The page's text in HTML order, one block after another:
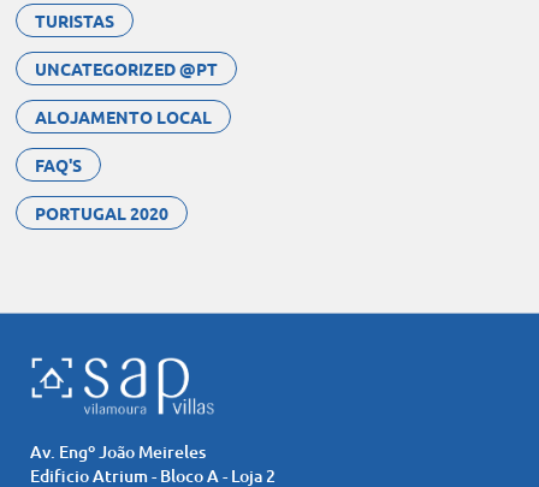
TURISTAS
UNCATEGORIZED @PT
ALOJAMENTO LOCAL
FAQ'S
PORTUGAL 2020
Av. Engº João Meireles
Edificio Atrium - Bloco A - Loja 2